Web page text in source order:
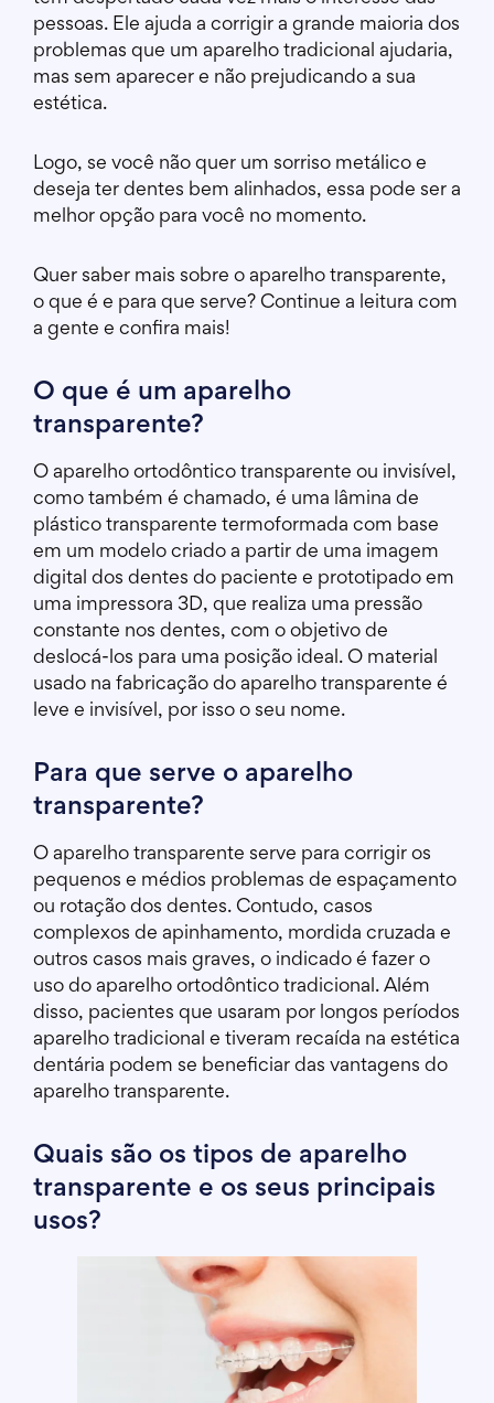
pessoas. Ele ajuda a corrigir a grande maioria dos
problemas que um aparelho tradicional ajudaria,
mas sem aparecer e não prejudicando a sua
estética.
Logo, se você não quer um sorriso metálico e
deseja ter dentes bem alinhados, essa pode ser a
melhor opção para você no momento.
Quer saber mais sobre o aparelho transparente,
o que é e para que serve? Continue a leitura com
a gente e confira mais!
O que é um aparelho
transparente?
O aparelho ortodôntico transparente ou invisível,
como também é chamado, é uma lâmina de
plástico transparente termoformada com base
em um modelo criado a partir de uma imagem
digital dos dentes do paciente e prototipado em
uma impressora 3D, que realiza uma pressão
constante nos dentes, com o objetivo de
deslocá-los para uma posição ideal. O material
usado na fabricação do aparelho transparente é
leve e invisível, por isso o seu nome.
Para que serve o aparelho
transparente?
O aparelho transparente serve para corrigir os
pequenos e médios problemas de espaçamento
ou rotação dos dentes. Contudo, casos
complexos de apinhamento, mordida cruzada e
outros casos mais graves, o indicado é fazer o
uso do aparelho ortodôntico tradicional. Além
disso, pacientes que usaram por longos períodos
aparelho tradicional e tiveram recaída na estética
dentária podem se beneficiar das vantagens do
aparelho transparente.
Quais são os tipos de aparelho
transparente e os seus principais
usos?